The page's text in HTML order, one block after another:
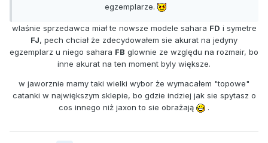
egzemplarze.
wlaśnie sprzedawca miał te nowsze modele sahara FD i symetre
FJ, pech chciał że zdecydowałem sie akurat na jedyny
egzemplarz u niego sahara FB glownie ze względu na rozmair, bo
inne akurat na ten moment byly większe.
w jaworznie mamy taki wielki wybor że wymacałem "topowe"
catanki w największym sklepie, bo gdzie indziej jak sie spytasz o
cos innego niż jaxon to sie obrażają
.